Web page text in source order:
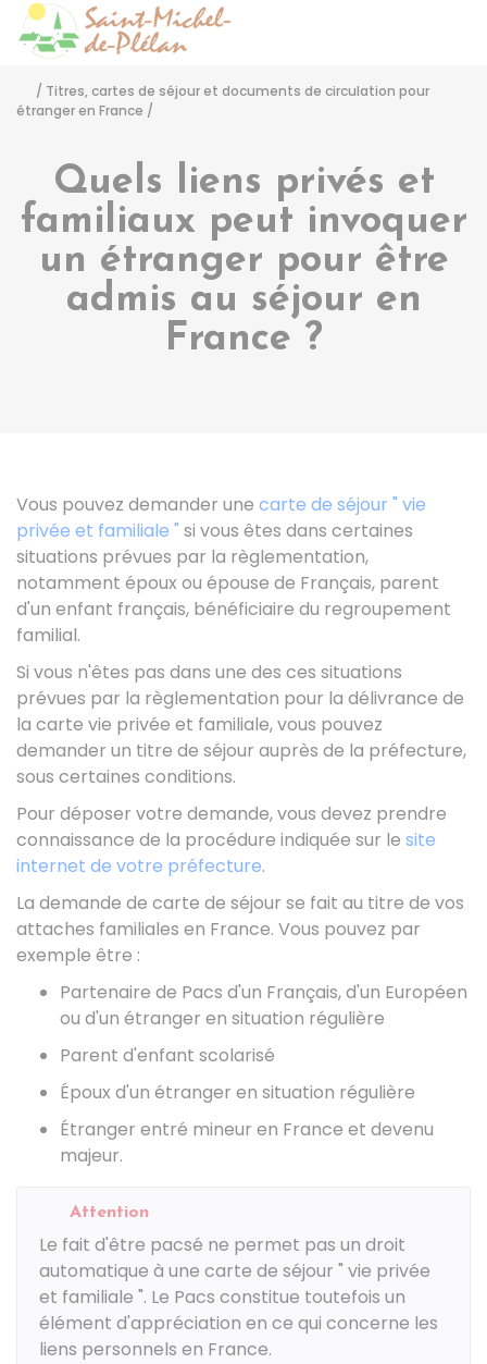
/ Titres, cartes de séjour et documents de circulation pour
étranger en France /
Quels liens privés et
familiaux peut invoquer
un étranger pour être
admis au séjour en
France ?
Vous pouvez demander une carte de séjour " vie
privée et familiale " si vous êtes dans certaines
situations prévues par la règlementation,
notamment époux ou épouse de Français, parent
d'un enfant français, bénéficiaire du regroupement
familial.
Si vous n'êtes pas dans une des ces situations
prévues par la règlementation pour la délivrance de
la carte vie privée et familiale, vous pouvez
demander un titre de séjour auprès de la préfecture,
sous certaines conditions.
Pour déposer votre demande, vous devez prendre
connaissance de la procédure indiquée sur le site
internet de votre préfecture.
La demande de carte de séjour se fait au titre de vos
attaches familiales en France. Vous pouvez par
exemple être :
Partenaire de Pacs d'un Français, d'un Européen
ou d'un étranger en situation régulière
Parent d'enfant scolarisé
Époux d'un étranger en situation régulière
Étranger entré mineur en France et devenu
majeur.
Attention
Le fait d'être pacsé ne permet pas un droit
automatique à une carte de séjour " vie privée
et familiale ". Le Pacs constitue toutefois un
élément d'appréciation en ce qui concerne les
liens personnels en France.